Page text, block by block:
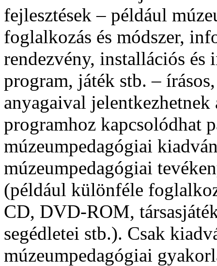
fejlesztések – például
foglalkozás és módszer,
rendezvény, installációs és
program, játék stb. –
anyagaival jelentkezhetnek
programhoz kapcsolódhat
múzeumpedagógiai
múzeumpedagógiai
(például különféle
CD, DVD-ROM,
segédletei stb.). Csak
múzeumpedagógiai